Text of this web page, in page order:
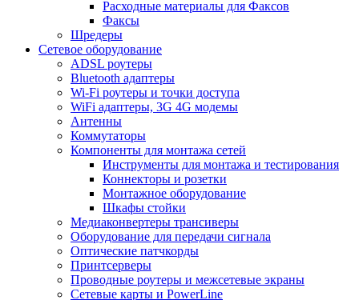
Расходные материалы для Факсов
Факсы
Шредеры
Сетевое оборудование
ADSL роутеры
Bluetooth адаптеры
Wi-Fi роутеры и точки доступа
WiFi адаптеры, 3G 4G модемы
Антенны
Коммутаторы
Компоненты для монтажа сетей
Инструменты для монтажа и тестирования
Коннекторы и розетки
Монтажное оборудование
Шкафы стойки
Медиаконвертеры трансиверы
Оборудование для передачи сигнала
Оптические патчкорды
Принтсерверы
Проводные роутеры и межсетевые экраны
Сетевые карты и PowerLine